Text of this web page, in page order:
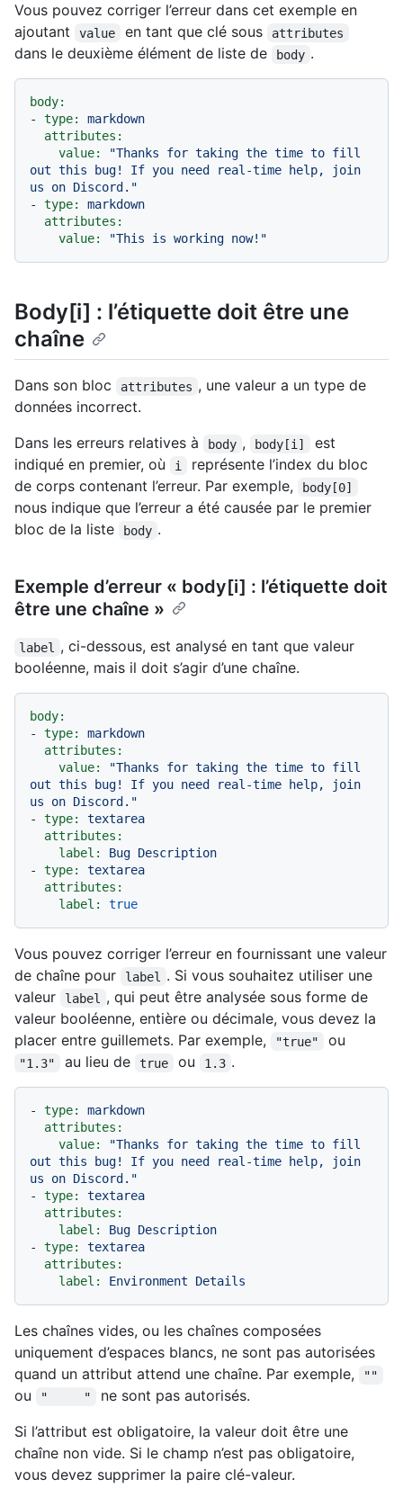
Vous pouvez corriger l’erreur dans cet exemple en
ajoutant
value en tant que clé sous attributes
dans le deuxième élément de liste de body .
body:
-
type:
markdown
attributes:
value:
"Thanks for taking the time to fill
out this bug! If you need real-time help, join
us on Discord."
-
type:
markdown
attributes:
value:
"This is working now!"
Body[i] : l’étiquette doit être une
chaîne
Dans son bloc attributes , une valeur a un type de
données incorrect.
Dans les erreurs relatives à
body , body[i]
est
indiqué en premier, où
i
représente l’index du bloc
de corps contenant l’erreur. Par exemple,
body[0]
nous indique que l’erreur a été causée par le premier
bloc de la liste
body .
Exemple d’erreur « body[i] : l’étiquette doit
être une chaîne »
label
, ci-dessous, est analysé en tant que valeur
booléenne, mais il doit s’agir d’une chaîne.
body:
-
type:
markdown
attributes:
value:
"Thanks for taking the time to fill
out this bug! If you need real-time help, join
us on Discord."
-
type:
textarea
attributes:
label:
Bug Description
-
type:
textarea
attributes:
label:
true
Vous pouvez corriger l’erreur en fournissant une valeur
de chaîne pour
label
. Si vous souhaitez utiliser une
valeur
label
, qui peut être analysée sous forme de
valeur booléenne, entière ou décimale, vous devez la
placer entre guillemets. Par exemple,
"true" ou
"1.3" au lieu de true ou 1.3 .
- type:
markdown
attributes:
value:
"Thanks for taking the time to fill
out this bug! If you need real-time help, join
us on Discord."
-
type:
textarea
attributes:
label:
Bug Description
-
type:
textarea
attributes:
label:
Environment Details
Les chaînes vides, ou les chaînes composées
uniquement d’espaces blancs, ne sont pas autorisées
quand un attribut attend une chaîne. Par exemple,
""
ou "     "
ne sont pas autorisés.
Si l’attribut est obligatoire, la valeur doit être une
chaîne non vide. Si le champ n’est pas obligatoire,
vous devez supprimer la paire clé-valeur.